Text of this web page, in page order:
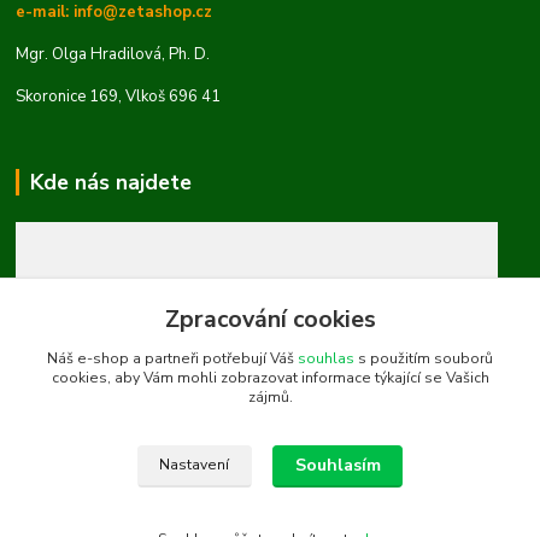
e-mail: info@zetashop.cz
Mgr. Olga Hradilová, Ph. D.
Skoronice 169, Vlkoš 696 41
Kde nás najdete
Zpracování cookies
Náš e-shop a partneři potřebují Váš souhlas s použitím souborů
cookies, aby Vám mohli zobrazovat informace týkající se Vašich
zájmů.
Nastavení Souhlasím